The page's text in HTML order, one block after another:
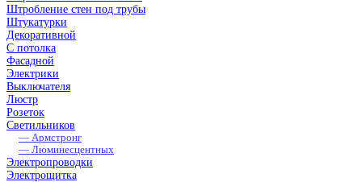
Штробление стен под трубы
Штукатурки
Декоративной
С потолка
Фасадной
Электрики
Выключателя
Люстр
Розеток
Светильников
— Армстронг
— Люминесцентных
Электропроводки
Электрощитка